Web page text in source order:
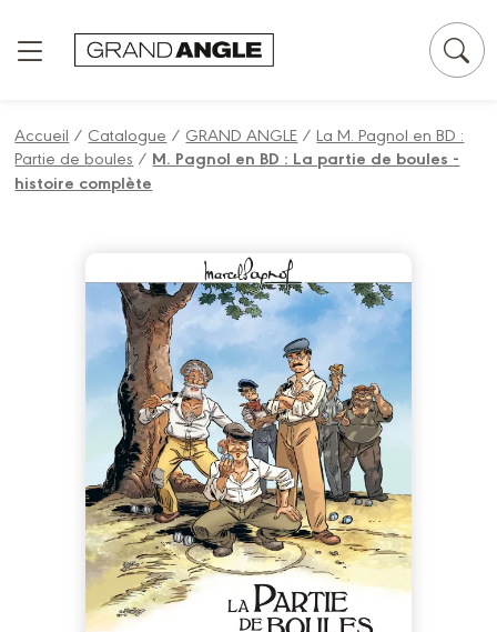
Accueil / Catalogue / GRAND ANGLE /La M. Pagnol en BD :
Partie de boules / M. Pagnol en BD : La partie de boules -
histoire complète